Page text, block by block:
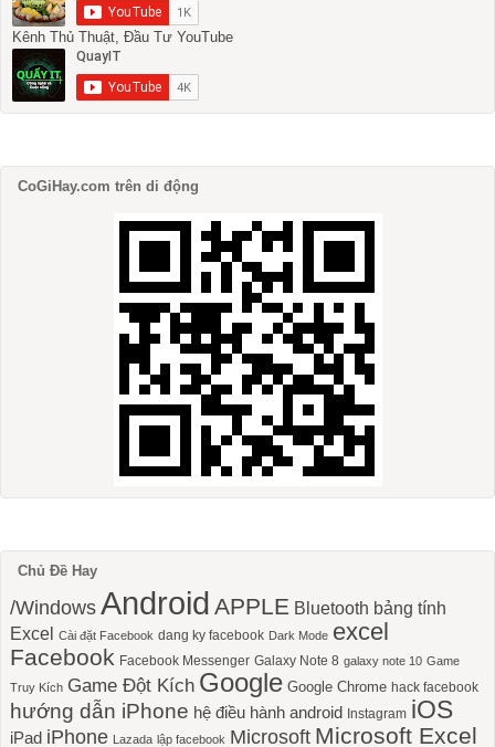
Kênh Thủ Thuật, Đầu Tư YouTube
CoGiHay.com trên di động
Chủ Đề Hay
/Windows Android APPLE Bluetooth bảng tính
Excel Cài đặt Facebook dang ky facebook Dark Mode excel
Facebook Facebook Messenger Galaxy Note 8 galaxy note 10 Game
Truy Kích Game Đột Kích Google Google Chrome hack facebook
hướng dẫn iPhone hệ điều hành android Instagram iOS
iPad iPhone Lazada lập facebook Microsoft Microsoft Excel